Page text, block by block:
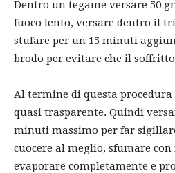
Dentro un tegame versare 50
fuoco lento, versare dentro il
stufare per un 15 minuti
brodo per evitare che il
Al termine di questa procedura
quasi trasparente. Quindi
minuti massimo per far
cuocere al meglio, sfumare
evaporare completamente e